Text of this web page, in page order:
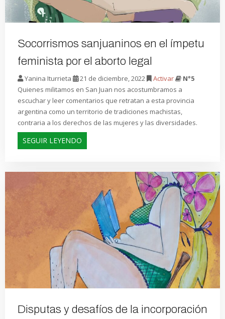
Socorrismos sanjuaninos en el ímpetu
feminista por el aborto legal
Yanina Iturrieta 21 de diciembre, 2022 Activar
N°5
Quienes militamos en San Juan nos acostumbramos a
escuchar y leer comentarios que retratan a esta provincia
argentina como un territorio de tradiciones machistas,
contraria a los derechos de las mujeres y las diversidades.
SEGUIR LEYENDO
Disputas y desafíos de la incorporación